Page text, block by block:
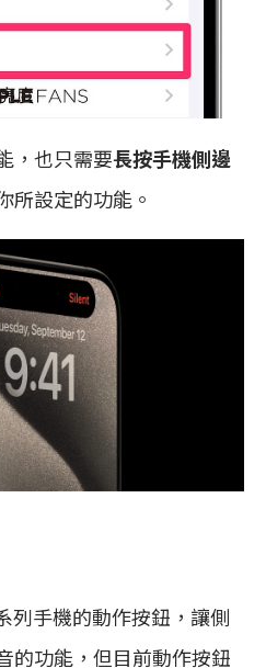
，也只需要長按手機側邊
所設定的功能。
列手機的動作按鈕，讓側
的功能，但目前動作按鈕